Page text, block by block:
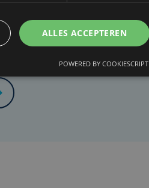
ALLES ACCEPTEREN
POWERED BY COOKIESCRIPT